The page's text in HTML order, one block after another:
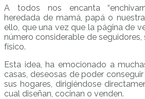
A todos nos encanta
heredada de mamá, papá o
ello, que una vez que la página de
número considerable de
físico.
Esta idea, ha emocionado a
casas, deseosas de poder
sus hogares, dirigiéndose
cual diseñan, cocinan o venden.